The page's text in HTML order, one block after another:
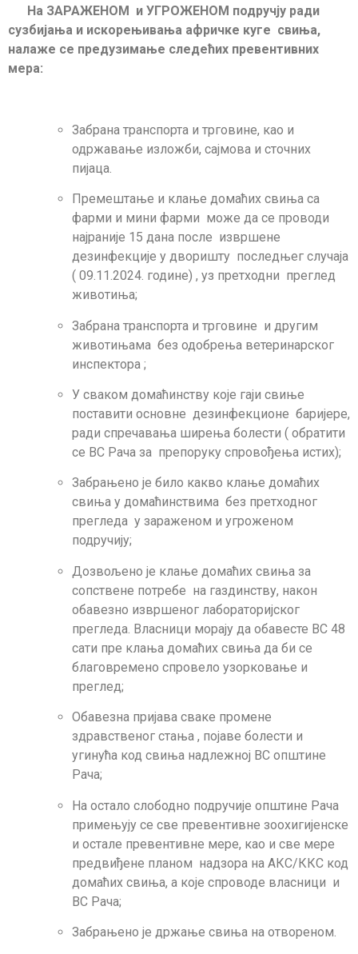
На ЗАРАЖЕНОМ и УГРОЖЕНОМ подручју ради
сузбијања и искорењивања афричке куге свиња,
налаже се предузимање следећих превентивних
мера:
Забрана транспорта и трговине, као и
одржавање изложби, сајмова и сточних
пијаца.
Премештање и клање домаћих свиња са
фарми и мини фарми може да се проводи
најраније 15 дана после извршене
дезинфекције у дворишту последњег случаја
( 09.11.2024. године) , уз претходни преглед
животиња;
Забрана транспорта и трговине и другим
животињама без одобрења ветеринарског
инспектора ;
У сваком домаћинству које гаји свиње
поставити основне дезинфекционе баријере,
ради спречавања ширења болести ( обратити
се ВС Рача за препоруку спровођења истих);
Забрањено је било какво клање домаћих
свиња у домаћинствима без претходног
прегледа у зараженом и угроженом
подручију;
Дозвољено је клање домаћих свиња за
сопствене потребе на газдинству, након
обавезно извршеног лабораторијског
прегледа. Власници морају да обавесте ВС 48
сати пре клања домаћих свиња да би се
благовремено спровело узорковање и
преглед;
Обавезна пријава сваке промене
здравственог стања , појаве болести и
угинућа код свиња надлежној ВС општине
Рача;
На остало слободно подручије општине Рача
примењују се све превентивне зоохигијенске
и остале превентивне мере, као и све мере
предвиђене планом надзора на АКС/ККС код
домаћих свиња, а које спроводе власници и
ВС Рача;
Забрањено је држање свиња на отвореном.